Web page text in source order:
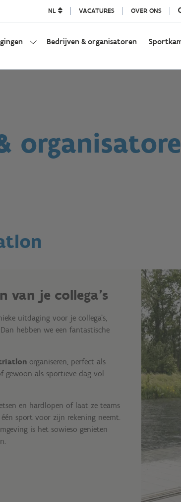
NL VACATURES OVER ONS
Bedrijven & organisatoren
van je collega's
uitdaging voor je collega’s,
hebben we een fantastische
organiseren, perfect als
gewoon als sportieve dag vol
en hardlopen of laat ze teams
sport voor zijn rekening neemt.
is het sowieso genieten